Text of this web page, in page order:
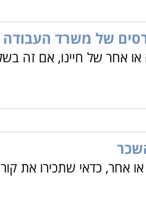
של משרד העבודה
אחר של חיינו, אם זה
אחר, כדאי שתכירו את